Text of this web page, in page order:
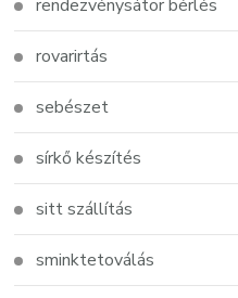
rendezvénysátor bérlés
rovarirtás
sebészet
sírkő készítés
sitt szállítás
sminktetoválás